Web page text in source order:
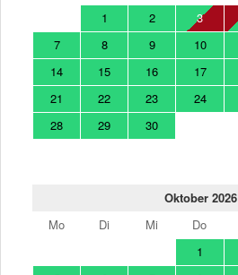
1
2 3
7
8 9 10
14
15 16 17
21
22 23 24
28
29 30
Oktober 2026
Mo
Di Mi Do
1